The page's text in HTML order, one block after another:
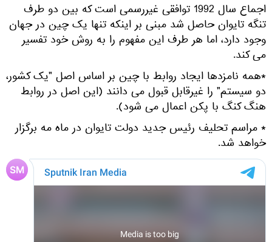
اجماع سال 1992 توافقی غیررسمی است که بین دو طرف
تنگه تایوان حاصل شد مبنی بر اینکه تنها یک چین در جهان
وجود دارد، اما هر طرف این مفهوم را به روش خود تفسیر
می کند.
*همه نامزدها ایجاد روابط با چین بر اساس اصل "یک کشور،
دو سیستم" را غیرقابل قبول می دانند (این اصل در روابط
هنگ کنگ با پکن اعمال می شود).
* مراسم تحلیف رئیس جدید دولت تایوان در ماه مه برگزار
خواهد شد.